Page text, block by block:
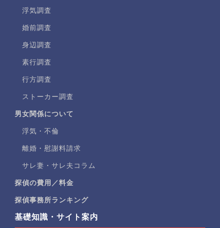
浮気調査
婚前調査
身辺調査
素行調査
行方調査
ストーカー調査
男女関係について
浮気・不倫
離婚・慰謝料請求
サレ妻・サレ夫コラム
探偵の費用／料金
探偵事務所ランキング
基礎知識・サイト案内